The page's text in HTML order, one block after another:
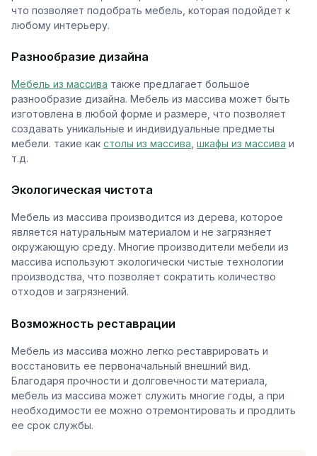
что позволяет подобрать мебель, которая подойдет к
любому интерьеру.
Разнообразие дизайна
Мебель из массива также предлагает большое
разнообразие дизайна. Мебель из массива может быть
изготовлена в любой форме и размере, что позволяет
создавать уникальные и индивидуальные предметы
мебели. такие как столы из массива шкафы из массива и
т.д.
Экологическая чистота
Мебель из массива производится из дерева, которое
является натуральным материалом и не загрязняет
окружающую среду. Многие производители мебели из
массива используют экологически чистые технологии
производства, что позволяет сократить количество
отходов и загрязнений.
Возможность реставрации
Мебель из массива можно легко реставрировать и
восстановить ее первоначальный внешний вид.
Благодаря прочности и долговечности материала,
мебель из массива может служить многие годы, а при
необходимости ее можно отремонтировать и продлить
ее срок службы.